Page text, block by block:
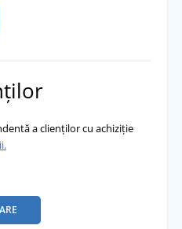
a clienților cu achiziție